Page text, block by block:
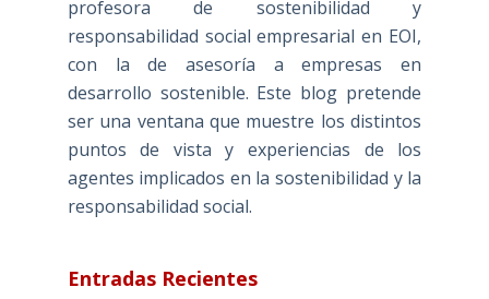
profesora de sostenibilidad y
responsabilidad social empresarial en EOI,
con la de asesoría a empresas en
desarrollo sostenible. Este blog pretende
ser una ventana que muestre los distintos
puntos de vista y experiencias de los
agentes implicados en la sostenibilidad y la
responsabilidad social.
Entradas Recientes